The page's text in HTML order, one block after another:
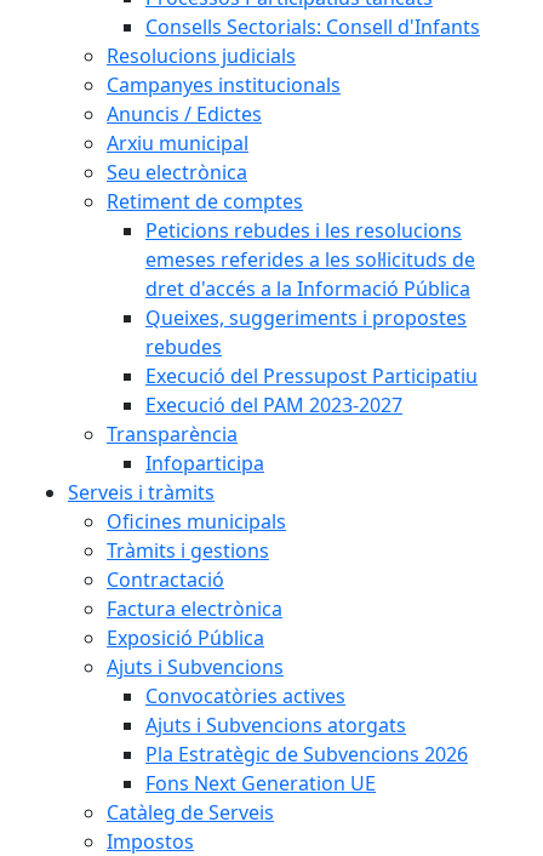
Consells Sectorials: Consell d'Infants
Resolucions judicials
Campanyes institucionals
Anuncis / Edictes
Arxiu municipal
Seu electrònica
Retiment de comptes
Peticions rebudes i les resolucions
emeses referides a les sol·licituds de
dret d'accés a la Informació Pública
Queixes, suggeriments i propostes
rebudes
Execució del Pressupost Participatiu
Execució del PAM 2023-2027
Transparència
Infoparticipa
Serveis i tràmits
Oficines municipals
Tràmits i gestions
Contractació
Factura electrònica
Exposició Pública
Ajuts i Subvencions
Convocatòries actives
Ajuts i Subvencions atorgats
Pla Estratègic de Subvencions 2026
Fons Next Generation UE
Catàleg de Serveis
Impostos